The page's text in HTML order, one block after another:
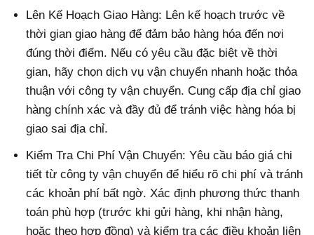
Lên Kế Hoạch Giao Hàng: Lên kế hoạch trước về
thời gian giao hàng để đảm bảo hàng hóa đến nơi
đúng thời điểm. Nếu có yêu cầu đặc biệt về thời
gian, hãy chọn dịch vụ vận chuyển nhanh hoặc thỏa
thuận với công ty vận chuyển. Cung cấp địa chỉ giao
hàng chính xác và đầy đủ để tránh việc hàng hóa bị
giao sai địa chỉ.
Kiểm Tra Chi Phí Vận Chuyển: Yêu cầu báo giá chi
tiết từ công ty vận chuyển để hiểu rõ chi phí và tránh
các khoản phí bất ngờ. Xác định phương thức thanh
toán phù hợp (trước khi gửi hàng, khi nhận hàng,
hoặc theo hợp đồng) và kiểm tra các điều khoản liên